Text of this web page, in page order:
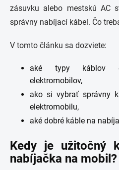
zásuvku alebo mestskú AC
správny nabíjací kábel. Čo
V tomto článku sa dozviete:
aké typy káblov
elektromobilov,
ako si vybrať správny
elektromobilu,
aké dobré káble na
Kedy je užitočný
nabíjačka na mobil?